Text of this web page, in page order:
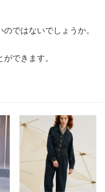
ではないでしょうか。
できます。